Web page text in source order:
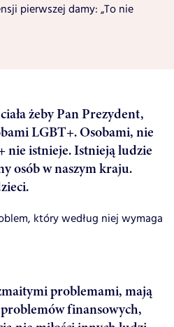
pierwszej damy: „To nie
żeby Pan Prezydent,
LGBT+. Osobami, nie
nie istnieje. Istnieją ludzie
osób w naszym kraju.
który według niej wymaga
problemami, mają
finansowych,